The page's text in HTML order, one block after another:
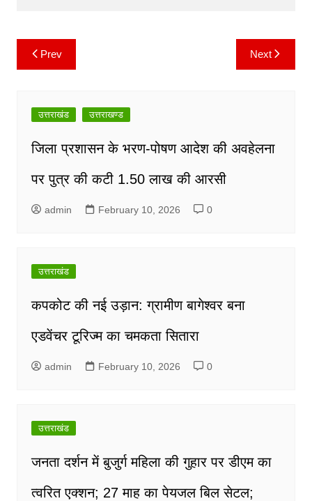
Post
navigation
Prev Next
उत्तराखंड उत्तराखण्ड
जिला प्रशासन के भरण-पोषण आदेश की अवहेलना
पर पुत्र की कटी 1.50 लाख की आरसी
admin February 10, 2026 0
उत्तराखंड
कपकोट की नई उड़ान: ग्रामीण बागेश्वर बना
एडवेंचर टूरिज्म का चमकता सितारा
admin February 10, 2026 0
उत्तराखंड
जनता दर्शन में बुजुर्ग महिला की गुहार पर डीएम का
त्वरित एक्शन; 27 माह का पेयजल बिल सेटल;